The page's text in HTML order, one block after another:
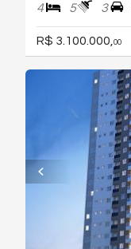
4 5 3
R$ 3.100.000, 00